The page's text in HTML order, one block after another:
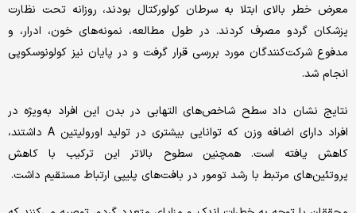
معرض خطر بالای ابتلا به سرطان کولورکتال بودند، روزانه تحت نظارت
پزشکان گردو مصرف کردند. در طول مطالعه، نمونه‌های خون، ادرار، و
مدفوع شرکت‌کنندگان مورد بررسی قرار گرفت و در پایان نیز کولونوسکوپی
انجام شد.
نتایج نشان داد سطح شاخص‌های التهابی در بدن این افراد به‌ویژه در
افراد دارای اضافه وزن که توانایی بیشتری در تولید اورولیتین A داشتند،
کاهش یافته است. همچنین سطوح بالاتر این ترکیب با کاهش
پروتئین‌های مرتبط با رشد تومور در بافت‌های پلیپی ارتباط مستقیم داشت.